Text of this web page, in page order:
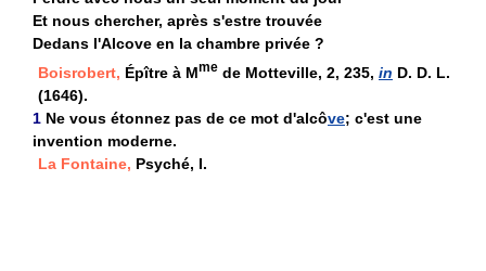
Et nous chercher, après s'estre trouvée
Dedans l'Alcove en la chambre privée ?
Boisrobert, Épître à Mme de Motteville, 2, 235, in D. D. L.
(1646).
1 Ne vous étonnez pas de ce mot d'alcôve; c'est une
invention moderne.
La Fontaine, Psyché, I.